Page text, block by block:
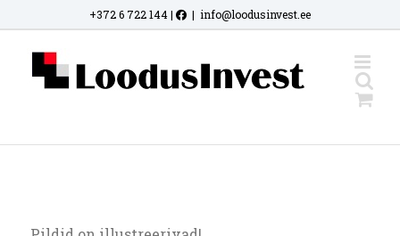
to
content
+372 6 722 144| | info@loodusinvest.ee